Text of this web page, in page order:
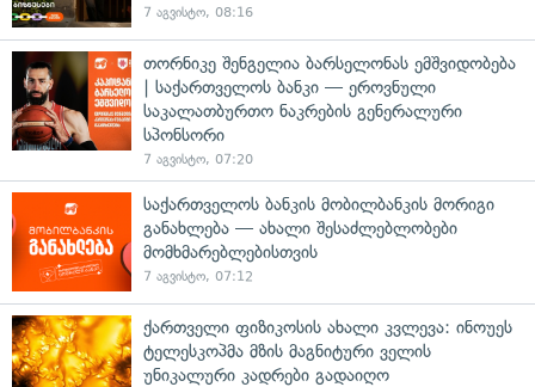
7 აგვისტო, 08:16
თორნიკე შენგელია ბარსელონას ემშვიდობება
| საქართველოს ბანკი — ეროვნული
საკალათბურთო ნაკრების გენერალური
სპონსორი
7 აგვისტო, 07:20
საქართველოს ბანკის მობილბანკის მორიგი
განახლება — ახალი შესაძლებლობები
მომხმარებლებისთვის
7 აგვისტო, 07:12
ქართველი ფიზიკოსის ახალი კვლევა: ინოუეს
ტელესკოპმა მზის მაგნიტური ველის
უნიკალური კადრები გადაიღო